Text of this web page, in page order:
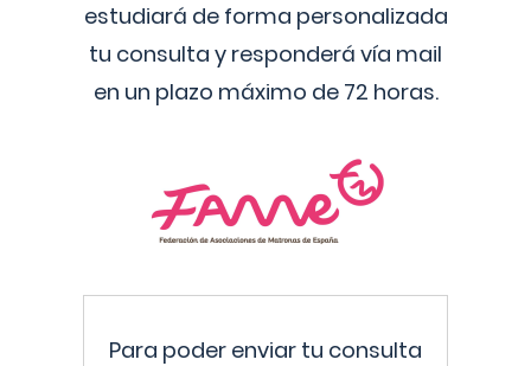
estudiará de forma personalizada
tu consulta y responderá vía mail
en un plazo máximo de 72 horas.
Para poder enviar tu consulta